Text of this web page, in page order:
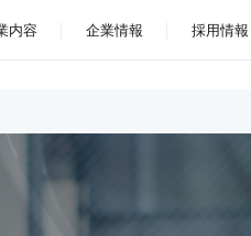
内容 企業情報 採用情報